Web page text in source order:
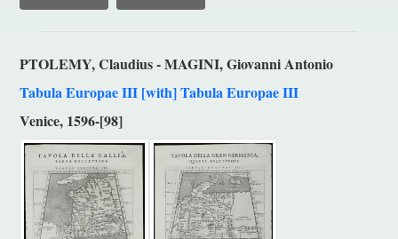
PTOLEMY, Claudius - MAGINI, Giovanni Antonio
Tabula Europae III [with] Tabula Europae III
Venice, 1596-[98]